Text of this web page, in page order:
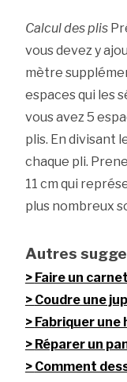
Calcul des plis
vous devez y
mètre
espaces qui les
vous avez 5
plis. En divisant
chaque pli.
11 cm qui
plus nombreux
Autres
Faire un
Coudre une
Fabriquer une
Réparer un
Comment